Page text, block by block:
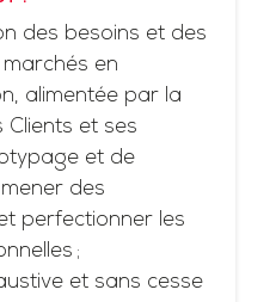
des besoins et des
en
alimentée par la
Clients et ses
et de
des
perfectionner les
;
et sans cesse